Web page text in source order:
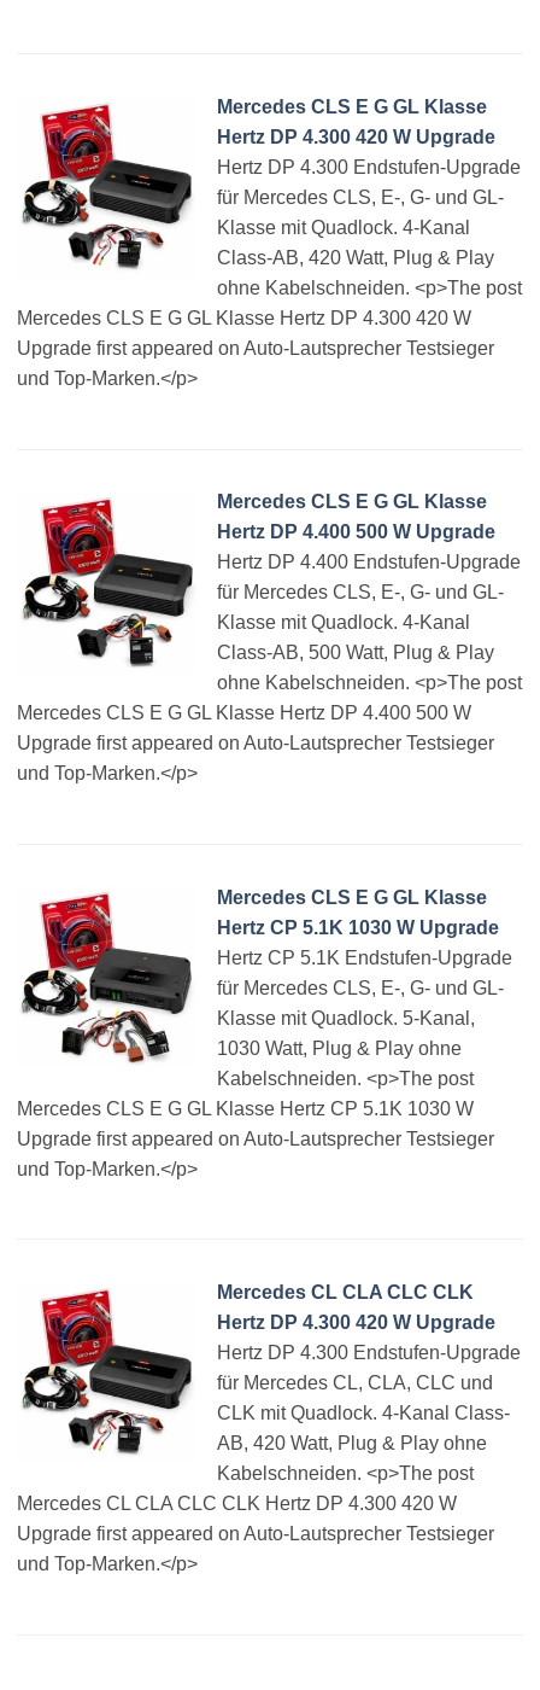
Mercedes CLS E G GL Klasse
Hertz DP 4.300 420 W Upgrade
Hertz DP 4.300 Endstufen-Upgrade
für Mercedes CLS, E-, G- und GL-
Klasse mit Quadlock. 4-Kanal
Class-AB, 420 Watt, Plug & Play
ohne Kabelschneiden. <p>The post
Mercedes CLS E G GL Klasse Hertz DP 4.300 420 W
Upgrade first appeared on Auto-Lautsprecher Testsieger
und Top-Marken.</p>
Mercedes CLS E G GL Klasse
Hertz DP 4.400 500 W Upgrade
Hertz DP 4.400 Endstufen-Upgrade
für Mercedes CLS, E-, G- und GL-
Klasse mit Quadlock. 4-Kanal
Class-AB, 500 Watt, Plug & Play
ohne Kabelschneiden. <p>The post
Mercedes CLS E G GL Klasse Hertz DP 4.400 500 W
Upgrade first appeared on Auto-Lautsprecher Testsieger
und Top-Marken.</p>
Mercedes CLS E G GL Klasse
Hertz CP 5.1K 1030 W Upgrade
Hertz CP 5.1K Endstufen-Upgrade
für Mercedes CLS, E-, G- und GL-
Klasse mit Quadlock. 5-Kanal,
1030 Watt, Plug & Play ohne
Kabelschneiden. <p>The post
Mercedes CLS E G GL Klasse Hertz CP 5.1K 1030 W
Upgrade first appeared on Auto-Lautsprecher Testsieger
und Top-Marken.</p>
Mercedes CL CLA CLC CLK
Hertz DP 4.300 420 W Upgrade
Hertz DP 4.300 Endstufen-Upgrade
für Mercedes CL, CLA, CLC und
CLK mit Quadlock. 4-Kanal Class-
AB, 420 Watt, Plug & Play ohne
Kabelschneiden. <p>The post
Mercedes CL CLA CLC CLK Hertz DP 4.300 420 W
Upgrade first appeared on Auto-Lautsprecher Testsieger
und Top-Marken.</p>